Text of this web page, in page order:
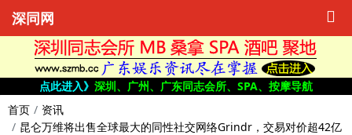
深同网
点此进入》 深圳、广州、广东同志会所、SPA、按摩导航
首页
资讯
昆仑万维将出售全球最大的同性社交网络Grindr，交易对价超42亿